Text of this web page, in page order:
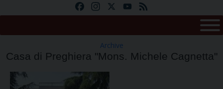
FacebookInstagramYouTube
Archive
Casa di Preghiera "Mons. Michele Cagnetta"